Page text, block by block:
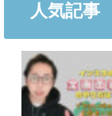
人気記事